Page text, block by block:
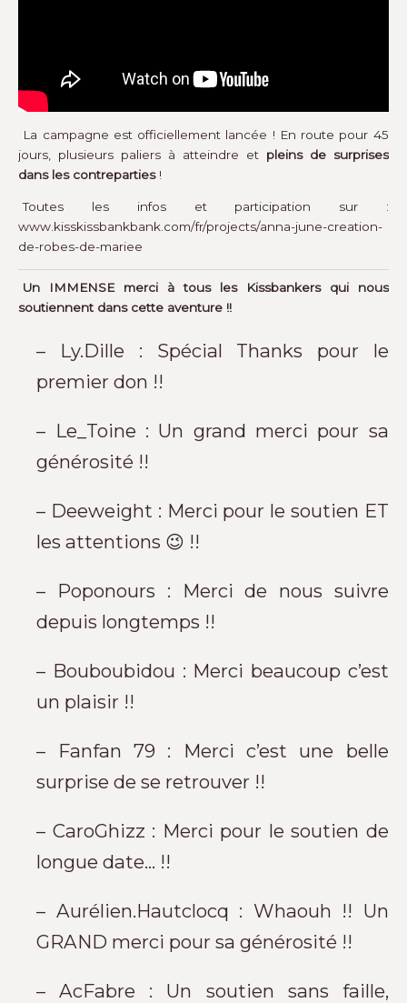
La campagne est officiellement lancée ! En route pour 45
jours, plusieurs paliers à atteindre et pleins de surprises
dans les contreparties!
Toutes les infos et participation sur :
www.kisskissbankbank.com/fr/projects/anna-june-creation-
de-robes-de-mariee
Un IMMENSE merci à tous les Kissbankers qui nous
soutiennent dans cette aventure !!
– Ly.Dille : Spécial Thanks pour le
premier don !!
– Le_Toine : Un grand merci pour sa
générosité !!
– Deeweight : Merci pour le soutien ET
les attentions 😉 !!
– Poponours : Merci de nous suivre
depuis longtemps !!
– Bouboubidou : Merci beaucoup c’est
un plaisir !!
– Fanfan 79 : Merci c’est une belle
surprise de se retrouver !!
– CaroGhizz : Merci pour le soutien de
longue date… !!
– Aurélien.Hautclocq : Whaouh !! Un
GRAND merci pour sa générosité !!
– AcFabre : Un soutien sans faille,